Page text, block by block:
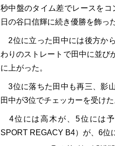
秒中盤のタイム差でレースを
日の谷口信輝に続き優勝を飾っ
2位に立った田中には後方か
わりのストレートで田中に並び
に上がった。
3位に落ちた田中も再三、影
田中が3位でチェッカーを受けた
4位には高木が、5位には
SPORT REGACY B4）が、6位